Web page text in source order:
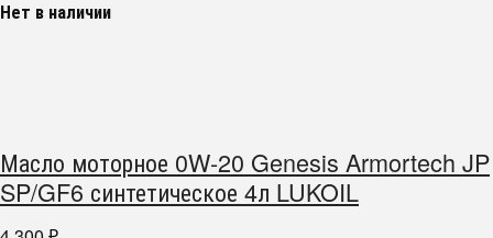
Нет в наличии
Масло моторное 0W-20 Genesis Armortech JP
SP/GF6 синтетическое 4л LUKOIL